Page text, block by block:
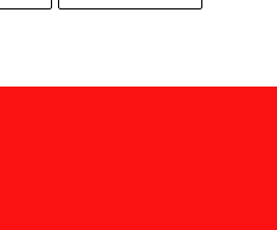
TWITTER
PINTEREST